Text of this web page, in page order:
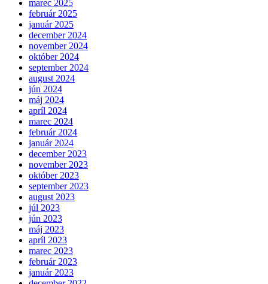
marec 2025
február 2025
január 2025
december 2024
november 2024
október 2024
september 2024
august 2024
jún 2024
máj 2024
apríl 2024
marec 2024
február 2024
január 2024
december 2023
november 2023
október 2023
september 2023
august 2023
júl 2023
jún 2023
máj 2023
apríl 2023
marec 2023
február 2023
január 2023